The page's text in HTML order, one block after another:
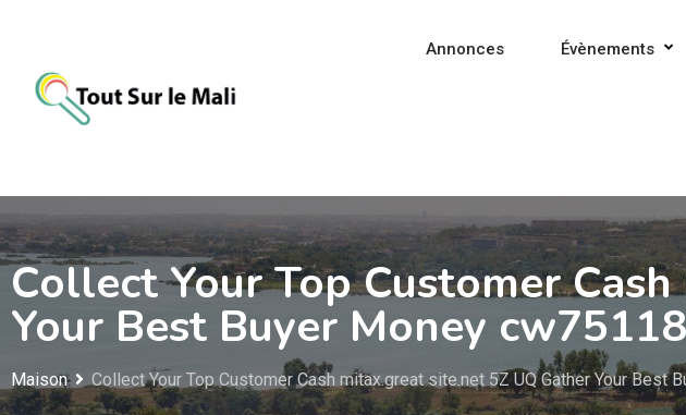
contenu
Annonces Évènements
Collect Your Top Customer
Your Best Buyer Money
Maison Collect Your Top Customer Cash mitax.great site.net 5Z UQ Gather Your Best